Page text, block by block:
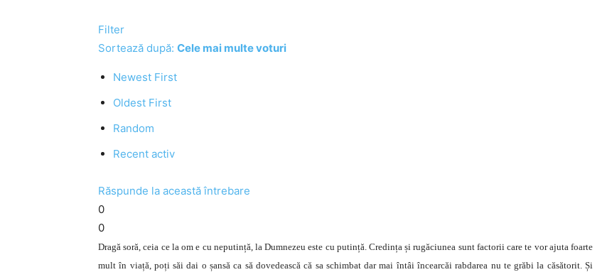
Filter
Sortează după: Cele mai multe voturi
Newest First
Oldest First
Random
Recent activ
Răspunde la această întrebare
0
0
Dragă soră, ceia ce la om e cu neputință, la Dumnezeu este cu putință. Credința și rugăciunea sunt factorii care te vor ajuta foarte
mult în viață, poți săi dai o șansă ca să dovedească că sa schimbat dar mai întâi încearcăi rabdarea nu te grăbi la căsătorit. Și